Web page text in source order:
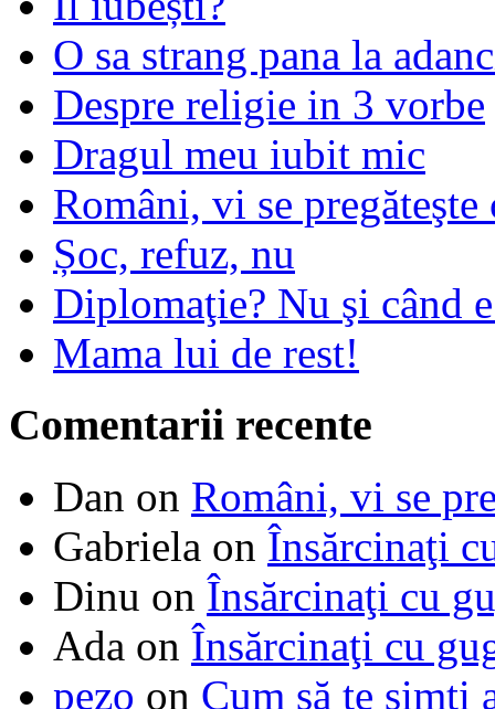
O sa strang pana la
Despre religie in 3 vorbe
Dragul meu iubit mic
Români, vi se pregăteşte
Șoc, refuz, nu
Diplomaţie? Nu şi când
Mama lui de rest!
Comentarii recente
Dan on Români, vi se
Gabriela on Însărcinaţi
Dinu on Însărcinaţi cu
Ada on Însărcinaţi cu
pezo on Cum să te simţi